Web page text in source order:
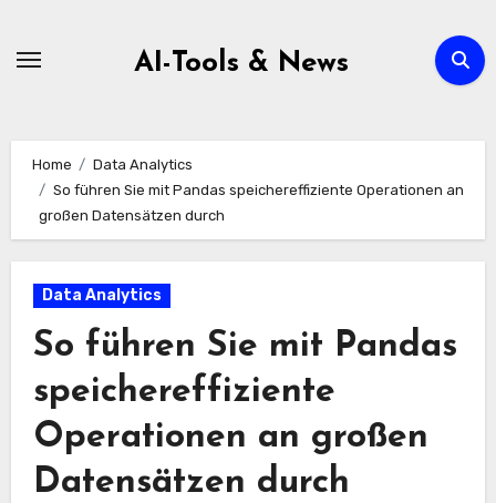
AI-Tools & News
Home
Data Analytics
So führen Sie mit Pandas speichereffiziente Operationen an
großen Datensätzen durch
Data Analytics
So führen Sie mit Pandas
speichereffiziente
Operationen an großen
Datensätzen durch